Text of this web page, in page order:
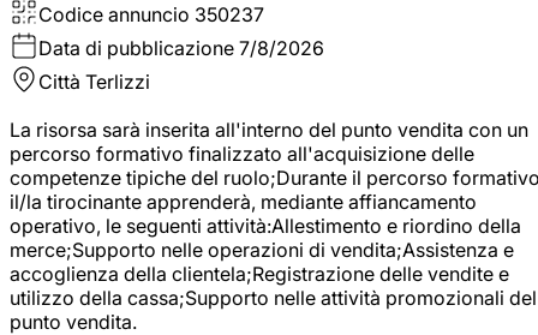
Codice annuncio 350237
Data di pubblicazione 7/8/2026
Città Terlizzi
La risorsa sarà inserita all'interno del punto vendita con un
percorso formativo finalizzato all'acquisizione delle
competenze tipiche del ruolo;Durante il percorso
il/la tirocinante apprenderà, mediante affiancamento
operativo, le seguenti attività:Allestimento e riordino della
merce;Supporto nelle operazioni di vendita;Assistenza e
accoglienza della clientela;Registrazione delle vendite e
utilizzo della cassa;Supporto nelle attività promozionali del
punto vendita.